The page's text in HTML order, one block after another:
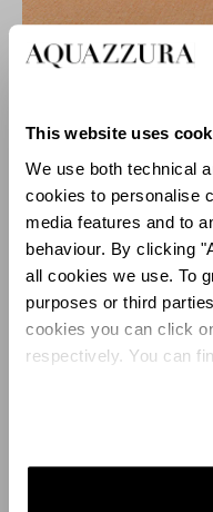
This website uses
We use both technical
cookies to personalise
media features and to
behaviour. By clicking
all cookies we use. To
purposes or third
cookies you can click
respectively. You can
Birdsong Mule 75